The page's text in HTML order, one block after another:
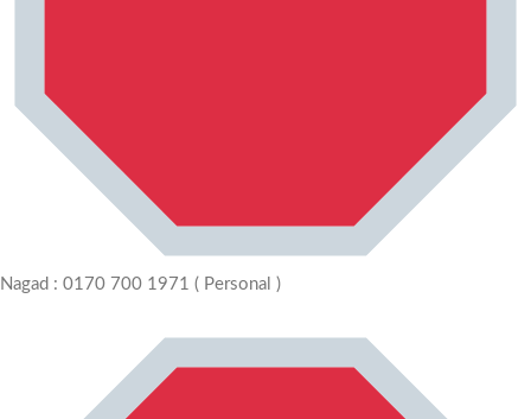
Nagad : 0170 700 1971 ( Personal )